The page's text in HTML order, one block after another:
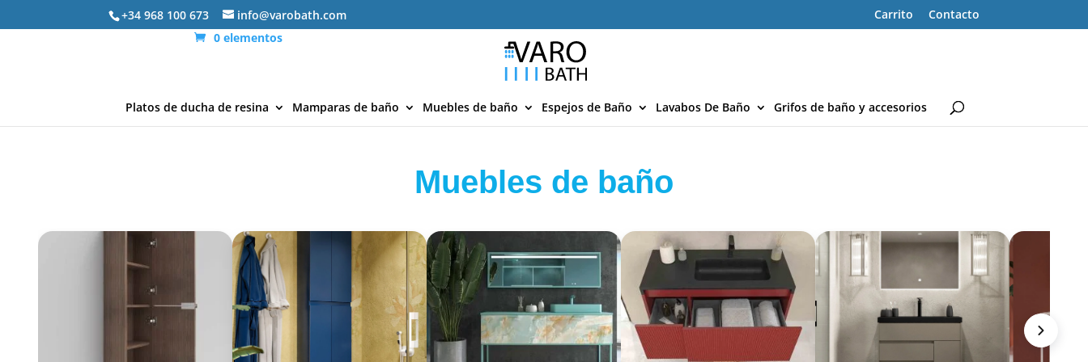
+34 968 100 673 info@varobath.com Carrito
Contacto
0 elementos
Platos de ducha de resina Mamparas de baño Muebles de baño Espejos de Baño Lavabos De Baño Grifos de baño y accesorios
Muebles de baño